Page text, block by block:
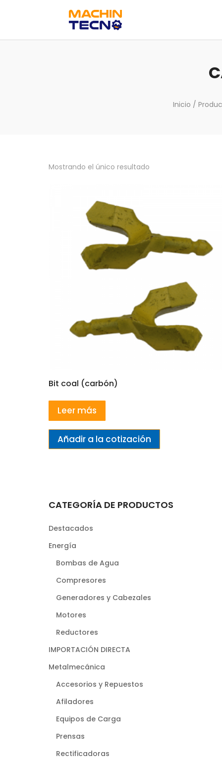
Inicio /
Mostrando el único resultado
Bit coal (carbón)
Leer más
Añadir a la cotización
CATEGORÍA DE PRODUCTOS
Destacados
Energía
Bombas de Agua
Compresores
Generadores y Cabezales
Motores
Reductores
IMPORTACIÓN DIRECTA
Metalmecánica
Accesorios y Repuestos
Afiladores
Equipos de Carga
Prensas
Rectificadoras